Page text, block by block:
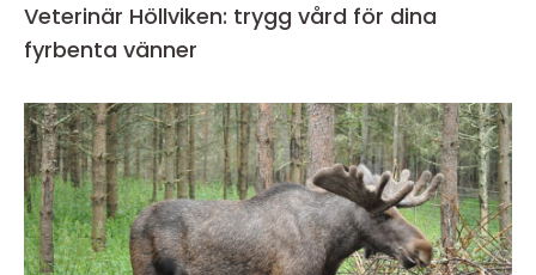
Veterinär Höllviken: trygg vård för dina
fyrbenta vänner